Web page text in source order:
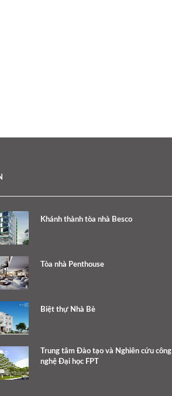
Khánh thành tòa nhà Besco
Tòa nhà Penthouse
Biệt thự Nhà Bè
Trung tâm Đào tạo và Nghiên cứu công
nghệ Đại học FPT